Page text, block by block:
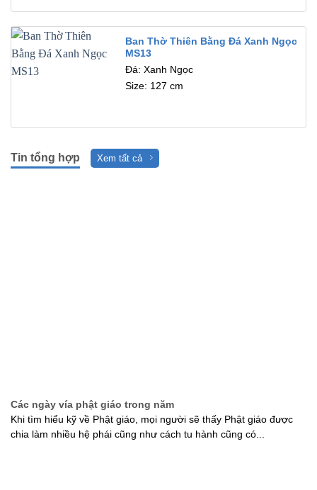
Ban Thờ Thiên Bằng Đá Xanh Ngọc
MS13
Đá: Xanh Ngọc
Size: 127 cm
Tin tổng hợp Xem tất cả
Các ngày vía phật giáo trong năm
Khi tìm hiểu kỹ về Phật giáo, mọi người sẽ thấy Phật giáo được
chia làm nhiều hệ phái cũng như cách tu hành cũng có...